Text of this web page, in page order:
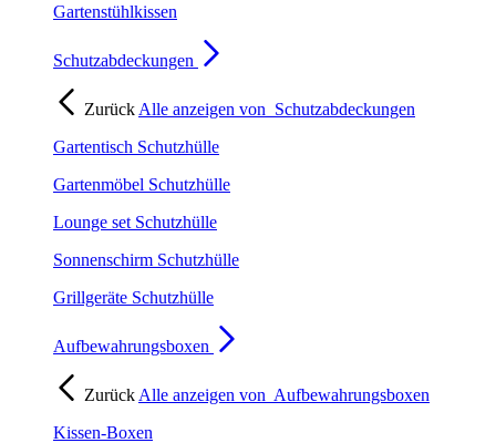
Gartenstühlkissen
Schutzabdeckungen
Zurück Alle anzeigen von Schutzabdeckungen
Gartentisch Schutzhülle
Gartenmöbel Schutzhülle
Lounge set Schutzhülle
Sonnenschirm Schutzhülle
Grillgeräte Schutzhülle
Aufbewahrungsboxen
Zurück Alle anzeigen von Aufbewahrungsboxen
Kissen-Boxen